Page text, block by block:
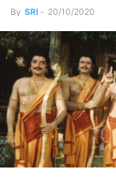
By SRI - 20/10/2020